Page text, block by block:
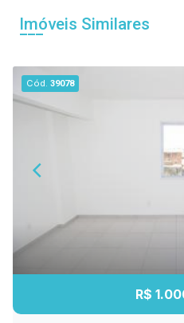
Imóveis Similares
Cód.39078
R$